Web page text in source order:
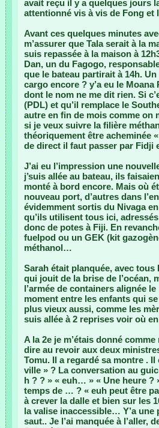
avait reçu il y a quelques jours
attentionné vis à vis de Fong et
Avant ces quelques minutes
m’assurer que Tala serait à la
suis repassée à la maison à
Dan, un du Fagogo,
que le bateau partirait à 14h.
cargo encore ? y’a eu le
dont le nom ne me dit rien. Si
(PDL) et qu’il remplace le
autre en fin de mois comme on
si je veux suivre la filière
théoriquement être acheminée
de direct il faut passer par Fidji
J’ai eu l’impression une
j’suis allée au bateau, ils
monté à bord encore. Mais où
nouveau port, d’autres dans
évidemment sortis du Nivaga
qu’ils utilisent tous ici,
donc de potes à Fiji. En
fuelpod ou un GEK (kit
méthanol…
Sarah était planquée, avec
qui jouit de la brise de l’océan,
l’armée de containers alignée
moment entre les enfants qui
plus vieux aussi, comme les
suis allée à 2 reprises voir où
A la 2e je m’étais donné
dire au revoir aux deux
Tomu. Il a regardé sa montre .
ville » ? La conversation au
h ? ? » « euh… » « Une heure ?
temps de … ? « euh peut être
à crever la dalle et bien sur les
la valise inaccessible… Y’a une
saut.. Je l’ai manquée à l’aller,